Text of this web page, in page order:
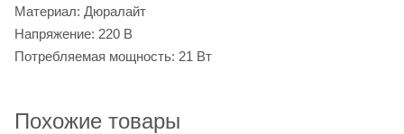
Материал: Дюралайт
Напряжение: 220 В
Потребляемая мощность: 21 Вт
Похожие товары